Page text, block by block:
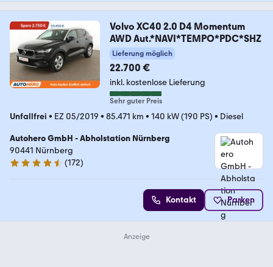
Volvo XC40 2.0 D4 Momentum
AWD Aut.*NAVI*TEMPO*PDC*SHZ
Lieferung möglich
22.700 €
inkl. kostenlose Lieferung
Sehr guter Preis
Unfallfrei • EZ 05/2019 • 85.471 km • 140 kW (190 PS) • Diesel
Autohero GmbH - Abholstation Nürnberg
90441 Nürnberg
4.5 Sterne
(172)
Kontakt Parken